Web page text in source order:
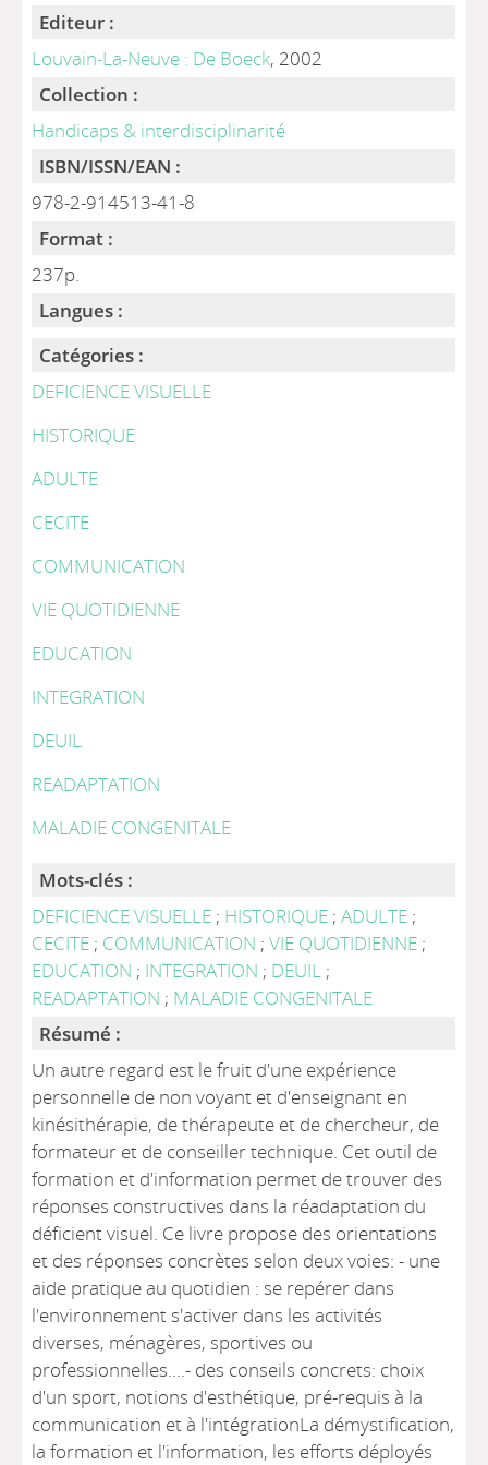
Editeur :
Louvain-La-Neuve : De Boeck, 2002
Collection :
Handicaps & interdisciplinarité
ISBN/ISSN/EAN :
978-2-914513-41-8
Format :
237p.
Langues :
Catégories :
DEFICIENCE VISUELLE
HISTORIQUE
ADULTE
CECITE
COMMUNICATION
VIE QUOTIDIENNE
EDUCATION
INTEGRATION
DEUIL
READAPTATION
MALADIE CONGENITALE
Mots-clés :
DEFICIENCE VISUELLE ; HISTORIQUE ;ADULTE ;
CECITE ; COMMUNICATION ;VIE QUOTIDIENNE ;
EDUCATION ; INTEGRATION ; DEUIL ;
READAPTATION ; MALADIE CONGENITALE
Résumé :
Un autre regard est le fruit d'une expérience
personnelle de non voyant et d'enseignant en
kinésithérapie, de thérapeute et de chercheur, de
formateur et de conseiller technique. Cet outil de
formation et d'information permet de trouver des
réponses constructives dans la réadaptation du
déficient visuel. Ce livre propose des orientations
et des réponses concrètes selon deux voies: - une
aide pratique au quotidien : se repérer dans
l'environnement s'activer dans les activités
diverses, ménagères, sportives ou
professionnelles....- des conseils concrets: choix
d'un sport, notions d'esthétique, pré-requis à la
communication et à l'intégrationLa démystification,
la formation et l'information, les efforts déployés